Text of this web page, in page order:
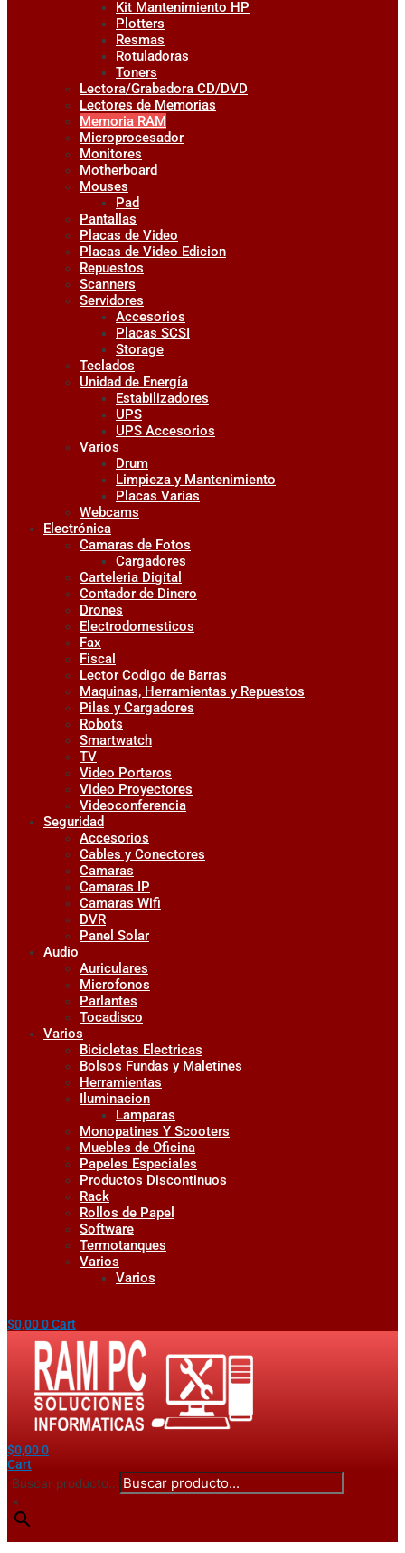
Kit Mantenimiento HP
Plotters
Resmas
Rotuladoras
Toners
Lectora/Grabadora CD/DVD
Lectores de Memorias
Memoria RAM
Microprocesador
Monitores
Motherboard
Mouses
Pad
Pantallas
Placas de Video
Placas de Video Edicion
Repuestos
Scanners
Servidores
Accesorios
Placas SCSI
Storage
Teclados
Unidad de Energía
Estabilizadores
UPS
UPS Accesorios
Varios
Drum
Limpieza y Mantenimiento
Placas Varias
Webcams
Electrónica
Camaras de Fotos
Cargadores
Carteleria Digital
Contador de Dinero
Drones
Electrodomesticos
Fax
Fiscal
Lector Codigo de Barras
Maquinas, Herramientas y Repuestos
Pilas y Cargadores
Robots
Smartwatch
TV
Video Porteros
Video Proyectores
Videoconferencia
Seguridad
Accesorios
Cables y Conectores
Camaras
Camaras IP
Camaras Wifi
DVR
Panel Solar
Audio
Auriculares
Microfonos
Parlantes
Tocadisco
Varios
Bicicletas Electricas
Bolsos Fundas y Maletines
Herramientas
Iluminacion
Lamparas
Monopatines Y Scooters
Muebles de Oficina
Papeles Especiales
Productos Discontinuos
Rack
Rollos de Papel
Software
Termotanques
Varios
Varios
$0,000Cart
$0,000
Cart
Buscar producto...
×